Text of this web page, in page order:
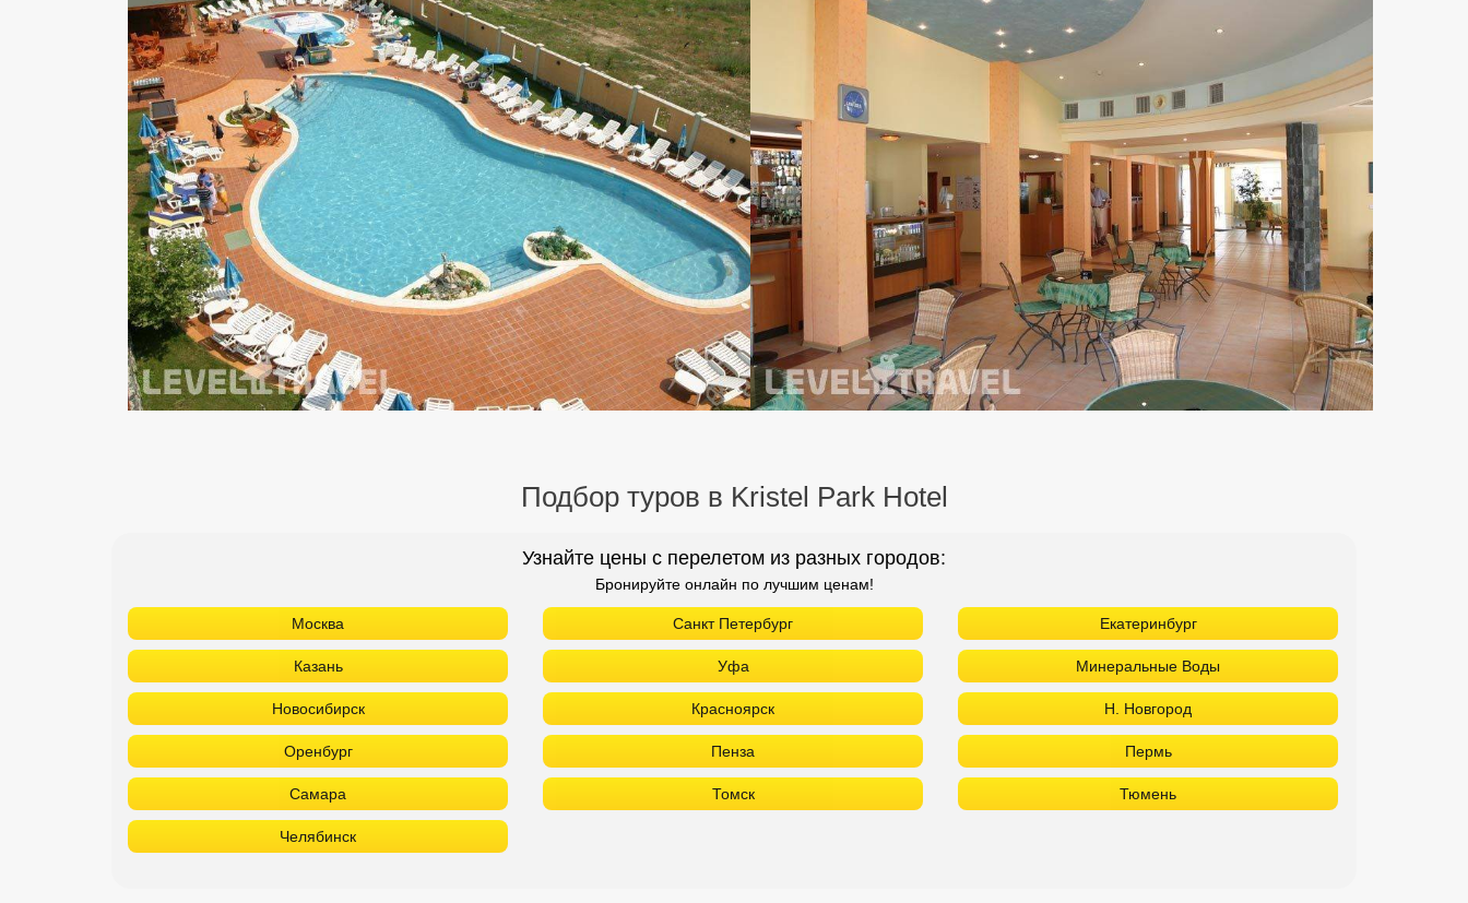
Подбор туров в Kristel Park Hotel
Узнайте цены с перелетом из разных городов:
Бронируйте онлайн по лучшим ценам!
Москва Санкт Петербург Екатеринбург
Казань Уфа Минеральные Воды
Новосибирск Красноярск Н. Новгород
Оренбург Пенза Пермь
Самара Томск Тюмень
Челябинск